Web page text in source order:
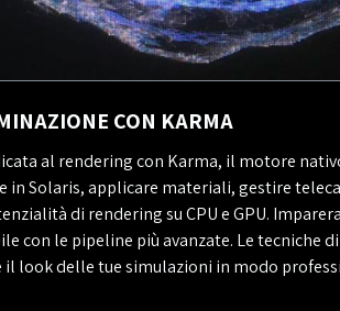
CON KARMA
al rendering con Karma, il motore
in Solaris, applicare materiali, gestire
di rendering su CPU e GPU.
con le pipeline più avanzate. Le tecniche
il look delle tue simulazioni in modo